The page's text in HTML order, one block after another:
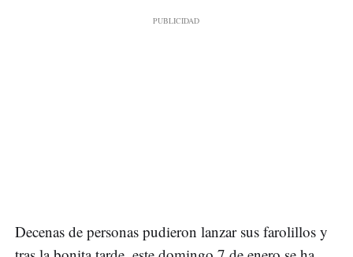
Decenas de personas pudieron lanzar sus farolillos y